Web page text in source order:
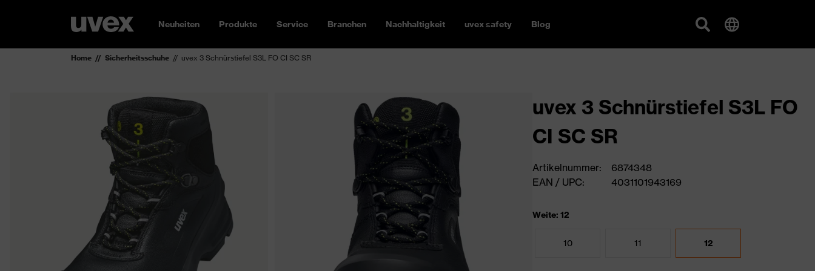
Neuheiten Produkte Service Branchen Nachhaltigkeit uvex safety Blog
Home Sicherheitsschuhe uvex 3 Schnürstiefel S3L FO CI SC SR
uvex 3 Schnürstiefel S3L FO
CI SC SR
Artikelnummer:
6874348
EAN / UPC:
4031101943169
Weite: 12
10 11 12